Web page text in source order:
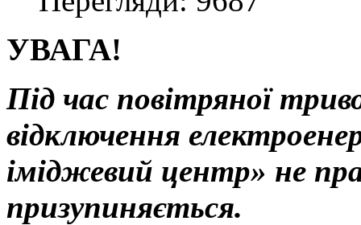
УВАГА!
Під час повітряної
відключення
іміджевий центр» не
призупиняється.